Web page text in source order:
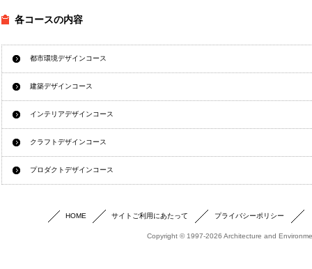
各コースの内容
都市環境デザインコース
建築デザインコース
インテリアデザインコース
クラフトデザインコース
プロダクトデザインコース
HOME サイトご利用にあたって プライバシーポリシー
Copyright © 1997-2026 Architecture and